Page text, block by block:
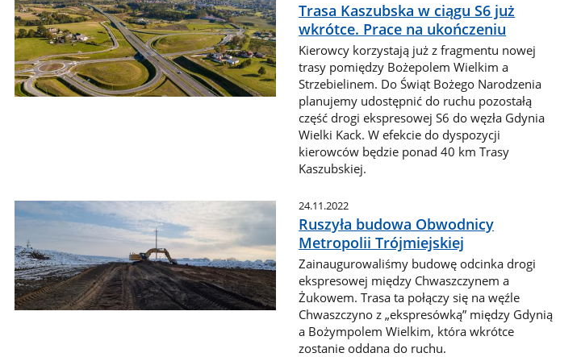
Trasa Kaszubska w ciągu S6 już
wkrótce. Prace na ukończeniu
Kierowcy korzystają już z fragmentu nowej
trasy pomiędzy Bożepolem Wielkim a
Strzebielinem. Do Świąt Bożego Narodzenia
planujemy udostępnić do ruchu pozostałą
część drogi ekspresowej S6 do węzła Gdynia
Wielki Kack. W efekcie do dyspozycji
kierowców będzie ponad 40 km Trasy
Kaszubskiej.
24.11.2022
Ruszyła budowa Obwodnicy
Metropolii Trójmiejskiej
Zainaugurowaliśmy budowę odcinka drogi
ekspresowej między Chwaszczynem a
Żukowem. Trasa ta połączy się na węźle
Chwaszczyno z „ekspresówką” między Gdynią
a Bożympolem Wielkim, która wkrótce
zostanie oddana do ruchu.